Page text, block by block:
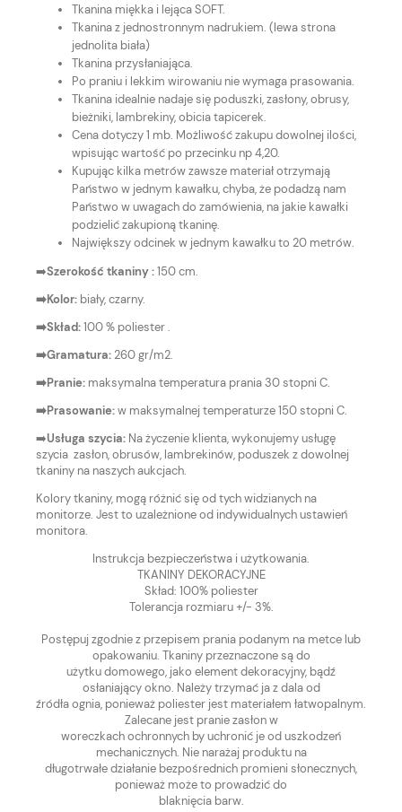
Tkanina miękka i lejąca SOFT.
Tkanina z jednostronnym nadrukiem. (lewa strona
jednolita biała)
Tkanina przysłaniająca.
Po praniu i lekkim wirowaniu nie wymaga prasowania.
Tkanina idealnie nadaje się poduszki, zasłony, obrusy,
bieżniki, lambrekiny, obicia tapicerek.
Cena dotyczy 1 mb. Możliwość zakupu dowolnej ilości,
wpisując wartość po przecinku np 4,20.
Kupując kilka metrów zawsze materiał otrzymają
Państwo w jednym kawałku, chyba, że podadzą nam
Państwo w uwagach do zamówienia, na jakie kawałki
podzielić zakupioną tkaninę.
Największy odcinek w jednym kawałku to 20 metrów.
➡️Szerokość tkaniny :150 cm.
➡️Kolor: biały, czarny.
➡️Skład:100 % poliester .
➡️Gramatura:260 gr/m2.
➡️Pranie: maksymalna temperatura prania 30 stopni C.
➡️Prasowanie:w maksymalnej temperaturze 150 stopni C.
➡️Usługa szycia: Na życzenie klienta, wykonujemy usługę
szycia zasłon, obrusów, lambrekinów, poduszek z dowolnej
tkaniny na naszych aukcjach.
Kolory tkaniny, mogą różnić się od tych widzianych na
monitorze. Jest to uzależnione od indywidualnych ustawień
monitora.
Instrukcja bezpieczeństwa i użytkowania.
TKANINY DEKORACYJNE
Skład: 100% poliester
Tolerancja rozmiaru +/- 3%.
Postępuj zgodnie z przepisem prania podanym na metce lub
opakowaniu. Tkaniny przeznaczone są do
użytku domowego, jako element dekoracyjny, bądź
osłaniający okno. Należy trzymać ja z dala od
źródła ognia, ponieważ poliester jest materiałem łatwopalnym.
Zalecane jest pranie zasłon w
woreczkach ochronnych by uchronić je od uszkodzeń
mechanicznych. Nie narażaj produktu na
długotrwałe działanie bezpośrednich promieni słonecznych,
ponieważ może to prowadzić do
blaknięcia barw.